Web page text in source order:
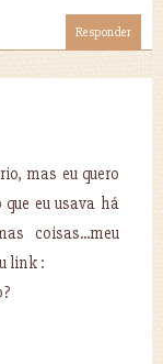
Responder
mas eu quero
eu usava há
coisas...meu
link :